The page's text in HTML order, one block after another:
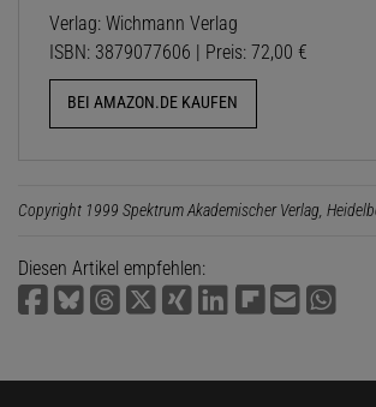
Verlag: Wichmann Verlag
ISBN: 3879077606 | Preis: 72,00 €
BEI AMAZON.DE KAUFEN
Copyright 1999 Spektrum Akademischer Verlag,
Diesen Artikel empfehlen: